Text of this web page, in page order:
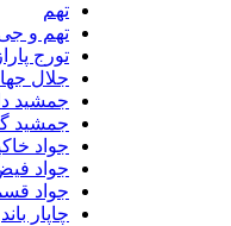
تهم و جی دال
تورج پارازیت
جلال جهانی
جمشید دلشادی
جمشید گرکانی
جواد خاکپور
جواد فیض
جواد قسمت
چاپار باند